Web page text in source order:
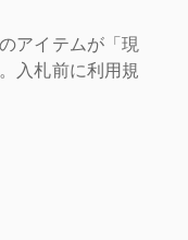
アイテムが「現
入札前に利用規